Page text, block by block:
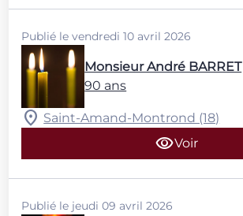
Publié le vendredi 10 avril 2026
Monsieur André BARRET
90 ans
Saint-Amand-Montrond (18)
Voir
Publié le jeudi 09 avril 2026